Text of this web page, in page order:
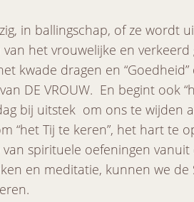
in ballingschap, of ze wordt
het vrouwelijke en
kwade dragen en
DE VROUW. En begint ook
bij uitstek om ons te wijden
“het Tij te keren”, het hart te
spirituele oefeningen
en meditatie, kunnen we de